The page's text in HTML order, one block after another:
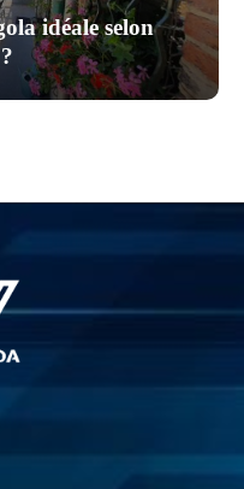
idéale selon